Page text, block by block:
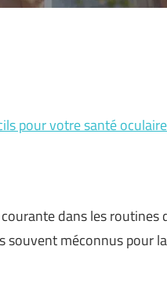
pour votre santé oculaire
dans les routines
méconnus pour